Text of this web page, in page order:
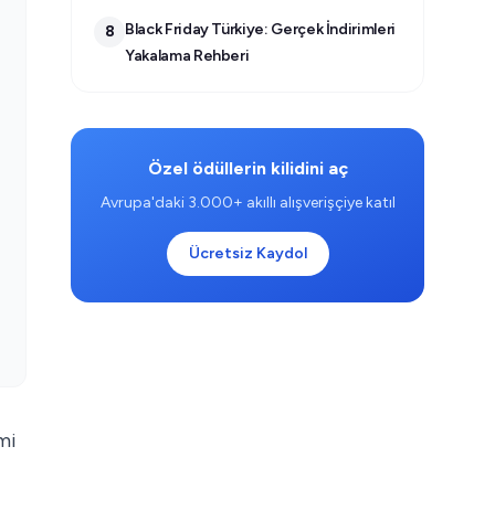
8
Black Friday Türkiye: Gerçek İndirimleri
Yakalama Rehberi
Özel ödüllerin kilidini aç
Avrupa'daki 3.000+ akıllı alışverişçiye katıl
Ücretsiz Kaydol